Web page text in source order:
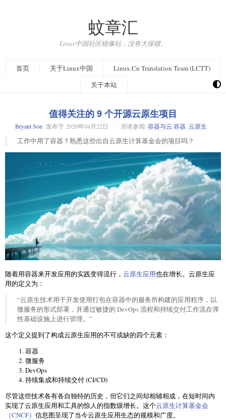
蚊章汇
Linux中国社区镜像站，没有大保镖。
首页 关于Linux中国
Linux.Cn Translation Team (LCTT)
关于本站
值得关注的 9 个开源云原生项目
Bryant Son 发布于 2020年04月22日 另请参阅: 容器与云 容器 云原生
工作中用了容器？熟悉这些出自云原生计算基金会的项目吗？
随着用容器来开发应用的实践变得流行， 云原生应用也在增长。云原生应
用的定义为：
“云原生技术用于开发使用打包在容器中的服务所构建的应用程序，以
微服务的形式部署，并通过敏捷的 DevOps 流程和持续交付工作流在弹
性基础设施上进行管理。”
这个定义提到了构成云原生应用的不可或缺的四个元素：
容器
微服务
DevOps
持续集成和持续交付 (CI/CD)
尽管这些技术各有各自独特的历史，但它们之间却相辅相成，在短时间内
实现了云原生应用和工具的惊人的指数级增长。这个云原生计算基金会
（CNCF） 信息图呈现了当今云原生应用生态的规模和广度。